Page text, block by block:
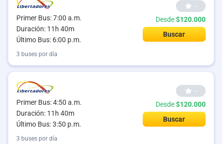
Primer Bus: 7:00 a.m.
Duración: 11h 40m
Último Bus: 6:00 p.m.
--
Desde$120.000
Buscar
3 buses por día
Primer Bus: 4:50 a.m.
Duración: 11h 40m
Último Bus: 3:50 p.m.
--
Desde$120.000
Buscar
3 buses por día